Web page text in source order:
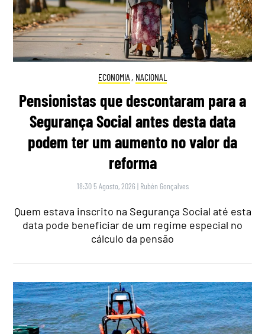
ECONOMIA , NACIONAL
Pensionistas que descontaram para a
Segurança Social antes desta data
podem ter um aumento no valor da
reforma
18:30 5 Agosto, 2026 | Rubén Gonçalves
Quem estava inscrito na Segurança Social até esta
data pode beneficiar de um regime especial no
cálculo da pensão